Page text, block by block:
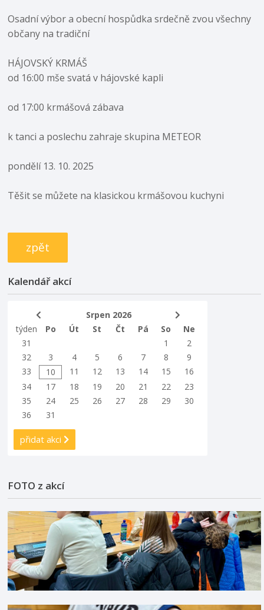
Osadní výbor a obecní hospůdka srdečně zvou všechny
občany na tradiční
HÁJOVSKÝ KRMÁŠ
od 16:00 mše svatá v hájovské kapli
od 17:00 krmášová zábava
k tanci a poslechu zahraje skupina METEOR
pondělí 13. 10. 2025
Těšit se můžete na klasickou krmášovou kuchyni
zpět
Kalendář akcí
Srpen 2026
týden
Po Út St Čt Pá So
Ne
31
1
2
32
3 4 5 6 7 8
9
33
10 11 12 13 14 15
16
34
17 18 19 20 21 22
23
35
24 25 26 27 28 29
30
36
31
přidat akci
FOTO z akcí